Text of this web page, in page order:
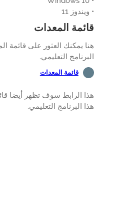
المعدات
يمكنك العثور على قائمة المعدات
التعليمي.
قائمة المعدات
الرابط سوف تظهر أيضا قائمة
البرنامج التعليمي.